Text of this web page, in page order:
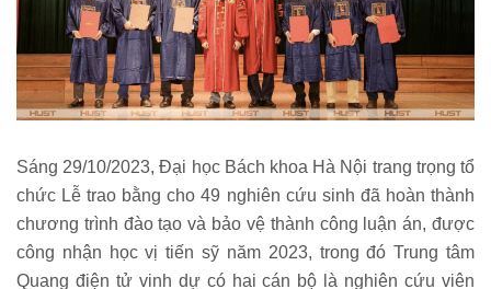
Sáng 29/10/2023, Đại học Bách khoa Hà Nội trang trọng tổ
chức Lễ trao bằng cho 49 nghiên cứu sinh đã hoàn thành
chương trình đào tạo và bảo vệ thành công luận án, được
công nhận học vị tiến sỹ năm 2023, trong đó Trung tâm
Quang điện tử vinh dự có hai cán bộ là nghiên cứu viên